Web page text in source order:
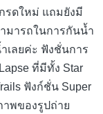
รดใหม่ แถมยังมี
มารถในการกันน้ำ
เลยค่ะ ฟังชั่นการ
ที่มีทั้ง Star
ฟังก์ชั่น Super
พของรูปถ่าย